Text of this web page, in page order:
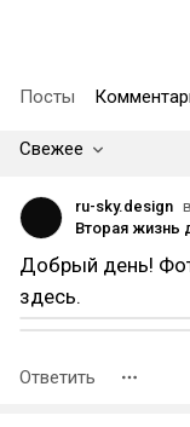
Посты
Свежее
ru-sky.design
Добрый день!
здесь.
Ответить